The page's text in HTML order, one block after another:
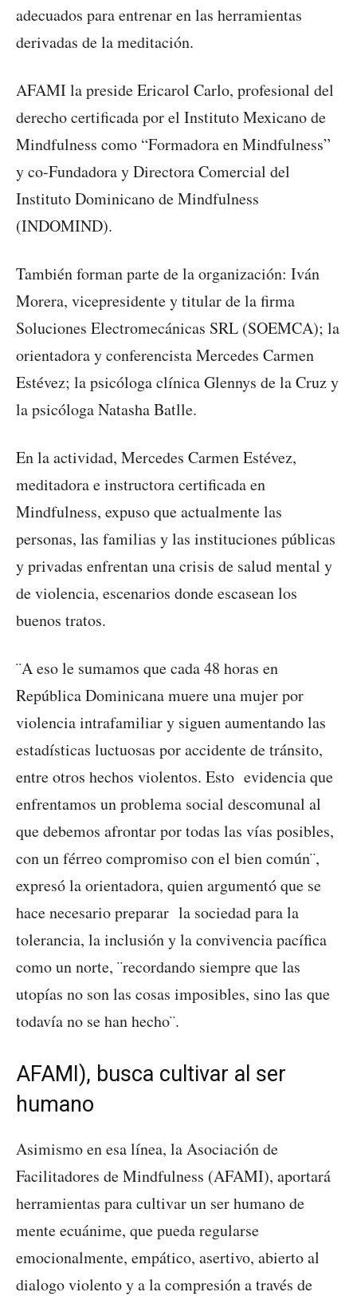
adecuados para entrenar en las herramientas
derivadas de la meditación.
AFAMI la preside Ericarol Carlo, profesional del
derecho certificada por el Instituto Mexicano de
Mindfulness como “Formadora en Mindfulness”
y co-Fundadora y Directora Comercial del
Instituto Dominicano de Mindfulness
(INDOMIND).
También forman parte de la organización: Iván
Morera, vicepresidente y titular de la firma
Soluciones Electromecánicas SRL (SOEMCA); la
orientadora y conferencista Mercedes Carmen
Estévez; la psicóloga clínica Glennys de la Cruz y
la psicóloga Natasha Batlle.
En la actividad, Mercedes Carmen Estévez,
meditadora e instructora certificada en
Mindfulness, expuso que actualmente las
personas, las familias y las instituciones públicas
y privadas enfrentan una crisis de salud mental y
de violencia, escenarios donde escasean los
buenos tratos.
¨A eso le sumamos que cada 48 horas en
República Dominicana muere una mujer por
violencia intrafamiliar y siguen aumentando las
estadísticas luctuosas por accidente de tránsito,
entre otros hechos violentos. Esto evidencia que
enfrentamos un problema social descomunal al
que debemos afrontar por todas las vías posibles,
con un férreo compromiso con el bien común¨,
expresó la orientadora, quien argumentó que se
hace necesario preparar la sociedad para la
tolerancia, la inclusión y la convivencia pacífica
como un norte, ¨recordando siempre que las
utopías no son las cosas imposibles, sino las que
todavía no se han hecho¨.
AFAMI), busca cultivar al ser
humano
Asimismo en esa línea, la Asociación de
Facilitadores de Mindfulness (AFAMI), aportará
herramientas para cultivar un ser humano de
mente ecuánime, que pueda regularse
emocionalmente, empático, asertivo, abierto al
dialogo violento y a la compresión a través de